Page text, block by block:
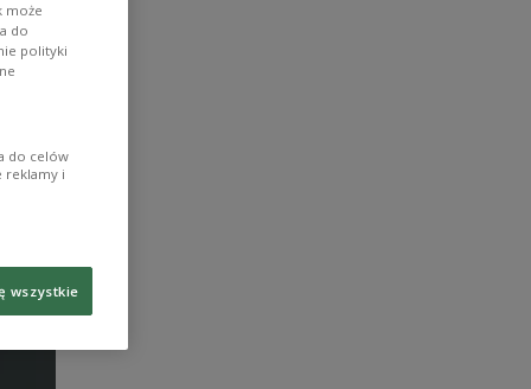
może
do
polityki
do celów
reklamy i
wszystkie